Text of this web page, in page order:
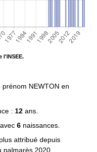
l'INSEE.
prénom NEWTON en
: 12 ans.
6 naissances.
attribué depuis
palmarès 2020.